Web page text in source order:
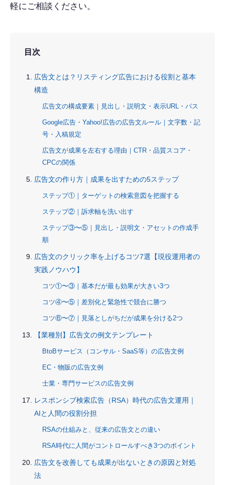
軽にご相談ください。
目次
広告文とは？リスティング広告における役割と基本
構造
広告文の構成要素｜見出し・説明文・表示URL・パス
Google広告・Yahoo!広告の広告文ルール｜文字数・記
号・入稿規定
広告文が成果を左右する理由｜CTR・品質スコア・
CPCの関係
広告文の作り方｜成果を出すための5ステップ
ステップ①｜ターゲットの検索意図を把握する
ステップ②｜訴求軸を洗い出す
ステップ③〜⑤｜見出し・説明文・アセットの作成手
順
広告文のクリック率を上げるコツ7選【現役運用者の
実践ノウハウ】
コツ①〜③｜基本だが最も効果が大きい3つ
コツ④〜⑤｜差別化と緊急性で競合に勝つ
コツ⑥〜⑦｜見落としがちだが成果を分ける2つ
【業種別】広告文の例文テンプレート
BtoBサービス（コンサル・SaaS等）の広告文例
EC・物販の広告文例
士業・専門サービスの広告文例
レスポンシブ検索広告（RSA）時代の広告文運用｜
AIと人間の役割分担
RSAの仕組みと、従来の広告文との違い
RSA時代に人間がコントロールすべき3つのポイント
広告文を改善しても成果が出ないときの原因と対処
法